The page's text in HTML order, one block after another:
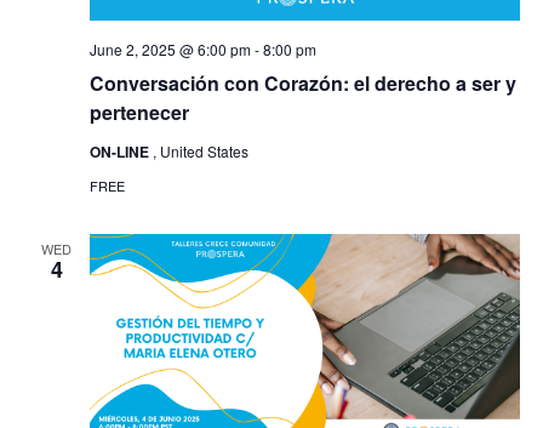
Conversación con Corazón: el derecho a ser y
pertenecer
June 2, 2025 @ 6:00 pm-8:00 pm
ON-LINE , United States
FREE
WED
4